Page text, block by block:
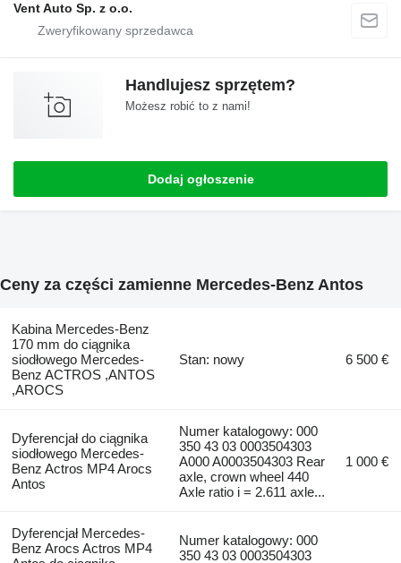
Vent Auto Sp. z o.o.
Handlujesz sprzętem?
Możesz robić to z nami!
Dodaj ogłoszenie
Ceny za części zamienne Mercedes-Benz Antos
Kabina Mercedes-Benz
170 mm do ciągnika
siodłowego Mercedes-
Benz ACTROS ,ANTOS
,AROCS
Stan: nowy 6 500 €
Dyferencjał do ciągnika
siodłowego Mercedes-
Benz Actros MP4 Arocs
Antos
Numer katalogowy: 000
350 43 03 0003504303
A000 A0003504303 Rear
axle, crown wheel 440
Axle ratio i = 2.611 axle...
1 000 €
Dyferencjał Mercedes-
Benz Arocs Actros MP4
Numer katalogowy: 000
350 43 03 0003504303